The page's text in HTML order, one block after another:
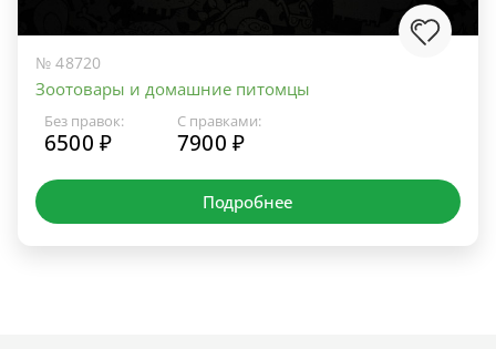
№ 48720
Зоотовары и домашние питомцы
Без правок:
6500 ₽
С правками:
7900 ₽
Подробнее